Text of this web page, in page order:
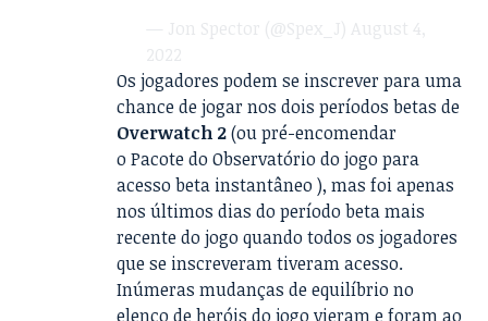
— Jon Spector (@Spex_J) August 4,
2022
Os jogadores podem se inscrever para uma
chance de jogar nos dois períodos betas de
Overwatch 2(ou pré-encomendar
oPacote do Observatório do jogo para
acesso beta instantâneo ), mas foi apenas
nos últimos dias do período beta mais
recente do jogo quando todos os jogadores
que se inscreveram tiveram acesso.
Inúmeras mudanças de equilíbrio no
elenco de heróis do jogo vieram e foram ao